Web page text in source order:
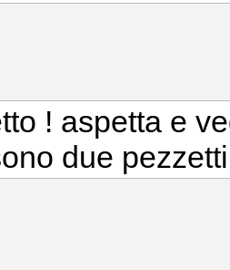
! aspetta e
due